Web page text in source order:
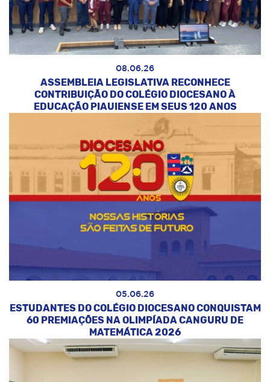
08.06.26
ASSEMBLEIA LEGISLATIVA RECONHECE
CONTRIBUIÇÃO DO COLÉGIO DIOCESANO À
EDUCAÇÃO PIAUIENSE EM SEUS 120 ANOS
05.06.26
ESTUDANTES DO COLÉGIO DIOCESANO CONQUISTAM
60 PREMIAÇÕES NA OLIMPÍADA CANGURU DE
MATEMÁTICA 2026